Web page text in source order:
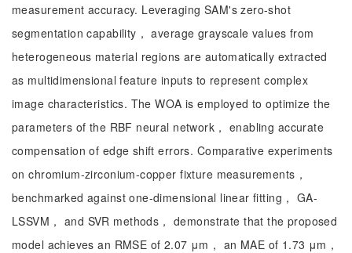
measurement accuracy. Leveraging SAM's zero-shot
segmentation capability， average grayscale values from
heterogeneous material regions are automatically extracted
as multidimensional feature inputs to represent complex
image characteristics. The WOA is employed to optimize the
parameters of the RBF neural network， enabling accurate
compensation of edge shift errors. Comparative experiments
on chromium-zirconium-copper fixture measurements，
benchmarked against one-dimensional linear fitting， GA-
LSSVM， and SVR methods， demonstrate that the proposed
model achieves an RMSE of 2.07 μm， an MAE of 1.73 μm，